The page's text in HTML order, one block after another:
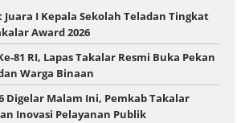
I Kepala Sekolah Teladan Tingkat
Award 2026
81 RI, Lapas Takalar Resmi Buka Pekan
Warga Binaan
Digelar Malam Ini, Pemkab Takalar
Inovasi Pelayanan Publik